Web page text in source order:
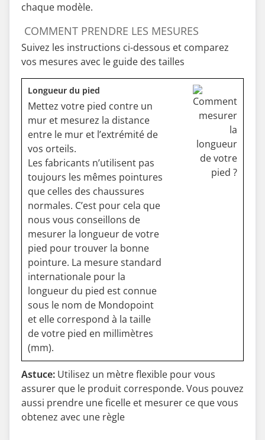
chaque modèle.
COMMENT PRENDRE LES MESURES
Suivez les instructions ci-dessous et comparez
vos mesures avec le guide des tailles
Longueur du pied
Mettez votre pied contre un
mur et mesurez la distance
entre le mur et l’extrémité de
vos orteils.
Les fabricants n’utilisent pas
toujours les mêmes pointures
que celles des chaussures
normales. C’est pour cela que
nous vous conseillons de
mesurer la longueur de votre
pied pour trouver la bonne
pointure. La mesure standard
internationale pour la
longueur du pied est connue
sous le nom de Mondopoint
et elle correspond à la taille
de votre pied en millimètres
(mm).
Astuce: Utilisez un mètre flexible pour vous
assurer que le produit corresponde. Vous pouvez
aussi prendre une ficelle et mesurer ce que vous
obtenez avec une règle